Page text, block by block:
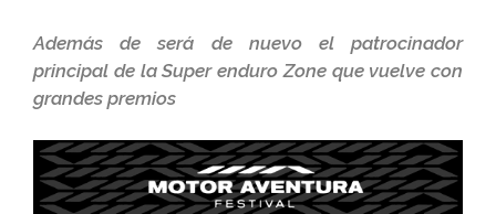
Además de será de nuevo el patrocinador
principal de la Super enduro Zone que vuelve con
grandes premios